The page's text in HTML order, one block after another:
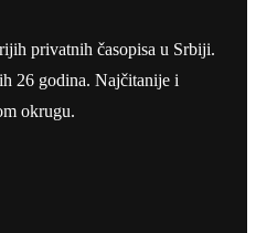
privatnih časopisa u Srbiji.
26 godina. Najčitanije i
okrugu.